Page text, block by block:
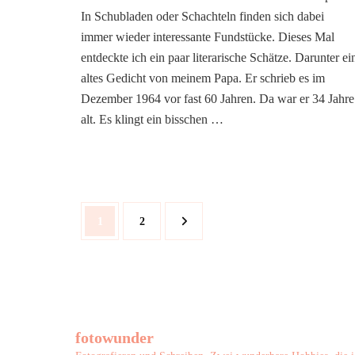
In Schubladen oder Schachteln finden sich dabei
immer wieder interessante Fundstücke. Dieses Mal
entdeckte ich ein paar literarische Schätze. Darunter
altes Gedicht von meinem Papa. Er schrieb es im
Dezember 1964 vor fast 60 Jahren. Da war er 34 Jahre
alt. Es klingt ein bisschen …
Seitennummerierung
der
Seite Seite
2
fotowunder